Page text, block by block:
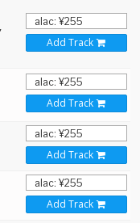
Add Track
Add Track
Add Track
Add Track